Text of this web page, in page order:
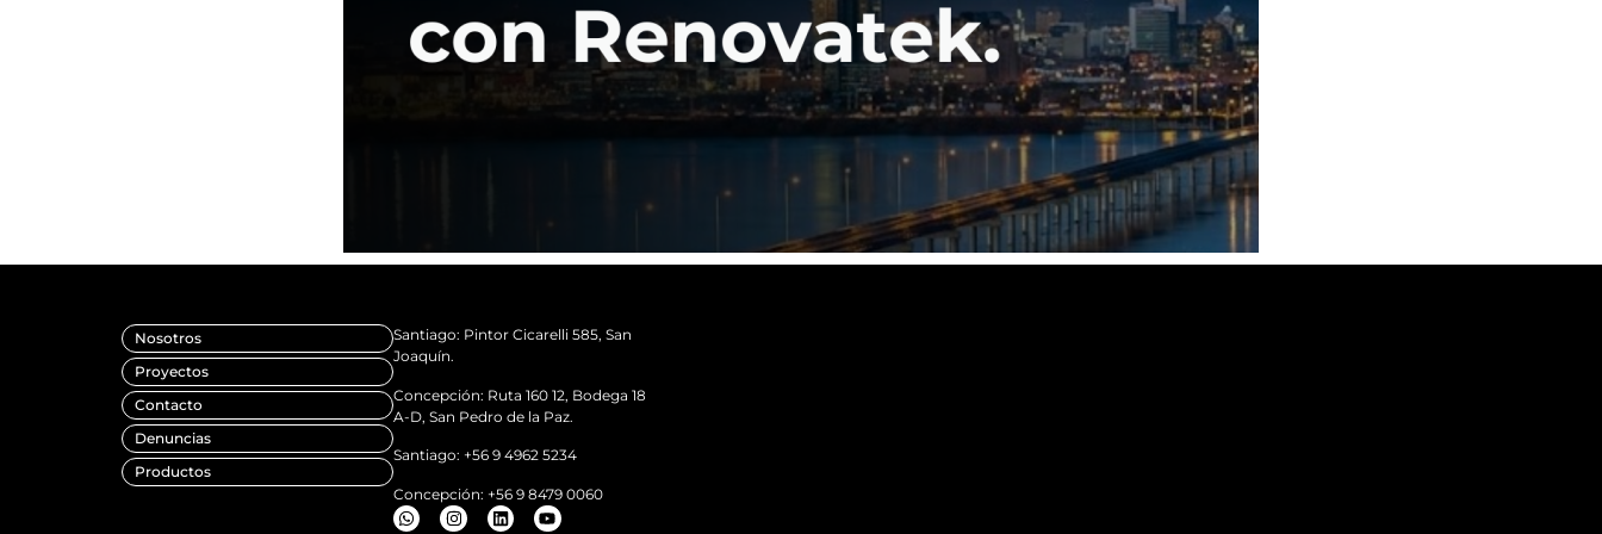
Nosotros
Proyectos
Contacto
Denuncias
Productos
Santiago: Pintor Cicarelli 585, San
Joaquín.
Concepción: Ruta 160 12, Bodega 18
A-D, San Pedro de la Paz.
Santiago: +56 9 4962 5234
Concepción: +56 9 8479 0060